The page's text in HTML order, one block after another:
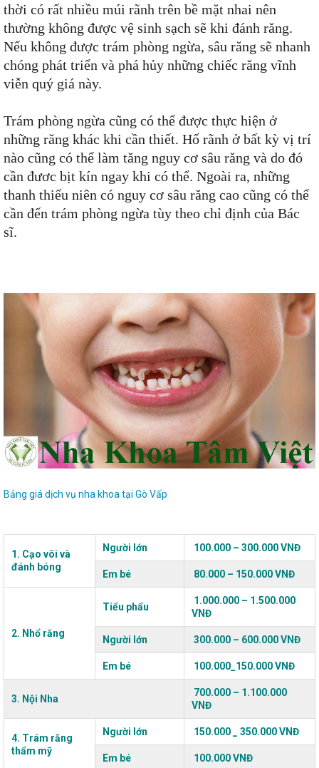
thời có rất nhiều múi rãnh trên bề mặt nhai nên
thường không được vệ sinh sạch sẽ khi đánh răng.
Nếu không được trám phòng ngừa, sâu răng sẽ nhanh
chóng phát triển và phá hủy những chiếc răng vĩnh
viễn quý giá này.
Trám phòng ngừa cũng có thể được thực hiện ở
những răng khác khi cần thiết. Hố rãnh ở bất kỳ vị trí
nào cũng có thể làm tăng nguy cơ sâu răng và do đó
cần đươc bịt kín ngay khi có thể. Ngoài ra, những
thanh thiếu niên có nguy cơ sâu răng cao cũng có thể
cần đến trám phòng ngừa tùy theo chỉ định của Bác
sĩ.
Bảng giá dịch vụ nha khoa tại Gò Vấp
1. Cạo vôi và
đánh bóng
Người lớn 100.000 – 300.000 VNĐ
Em bé 80.000 – 150.000 VNĐ
2. Nhổ răng
Tiểu phẩu
1.000.000 – 1.500.000
VNĐ
Người lớn 300.000 – 600.000 VNĐ
Em bé 100.000_150.000 VNĐ
3. Nội Nha
700.000 – 1.100.000
VNĐ
4. Trám răng
thẩm mỹ
Người lớn 150.000 _ 350.000 VNĐ
Em bé 100.000 VNĐ